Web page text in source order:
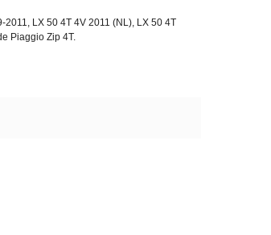
LX 50 4T 4V 2011 (NL), LX 50 4T
Piaggio Zip 4T.